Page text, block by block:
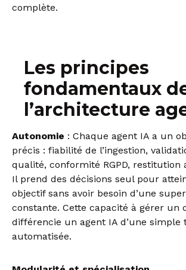
complète.
Les principes
fondamentaux
l’architecture
Autonomie : Chaque agent IA a un
précis : fiabilité de l’ingestion,
qualité, conformité RGPD, restitution
Il prend des décisions seul pour
objectif sans avoir besoin d’une
constante. Cette capacité à gérer un
différencie un agent IA d’une simple
automatisée.